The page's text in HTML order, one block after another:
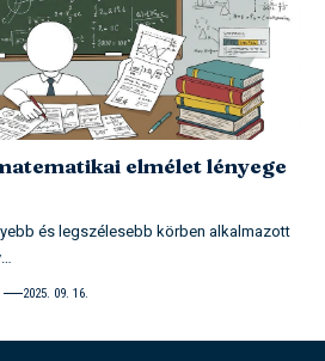
elmélet lényege
és legszélesebb körben alkalmazott
2025. 09. 16.